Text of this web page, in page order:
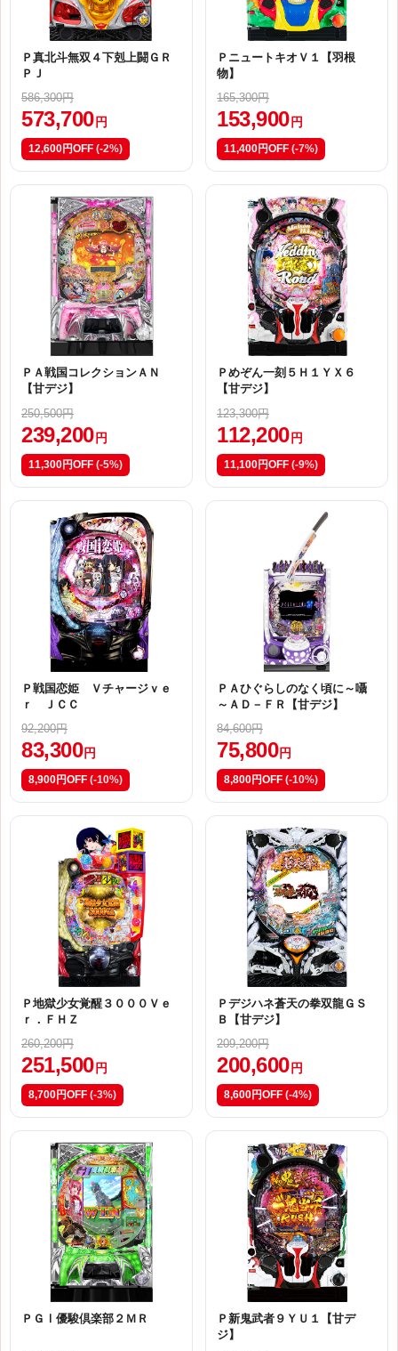
Ｐ真北斗無双４下剋上闘ＧＲ
ＰＪ
586,300円
573,700 円
12,600円OFF (-2%)
ＰニュートキオＶ１【羽根
物】
165,300円
153,900 円
11,400円OFF (-7%)
ＰＡ戦国コレクションＡＮ
【甘デジ】
250,500円
239,200 円
11,300円OFF (-5%)
Ｐめぞん一刻５Ｈ１ＹＸ６
【甘デジ】
123,300円
112,200 円
11,100円OFF (-9%)
Ｐ戦国恋姫 Ｖチャージｖｅ
ｒ ＪＣＣ
92,200円
83,300 円
8,900円OFF (-10%)
ＰＡひぐらしのなく頃に～囁
～ＡＤ－ＦＲ【甘デジ】
84,600円
75,800 円
8,800円OFF (-10%)
Ｐ地獄少女覚醒３０００Ｖｅ
ｒ．ＦＨＺ
260,200円
251,500 円
8,700円OFF (-3%)
Ｐデジハネ蒼天の拳双龍ＧＳ
Ｂ【甘デジ】
209,200円
200,600 円
8,600円OFF (-4%)
ＰＧⅠ優駿倶楽部２ＭＲ
Ｐ新鬼武者９ＹＵ１【甘デ
ジ】